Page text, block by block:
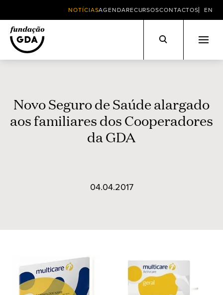
NOTÍCIASAGENDARECURSOSCONTACTOS EN
Novo Seguro de Saúde alargado
aos familiares dos Cooperadores
da GDA
04.04.2017